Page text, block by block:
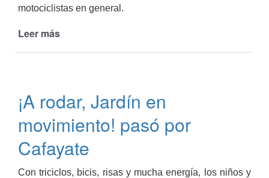
motociclistas en general.
Leer más
para
motociclistas
¡A rodar, Jardín en
movimiento! pasó por
Cafayate
Con triciclos, bicis, risas y mucha energía, los niños y